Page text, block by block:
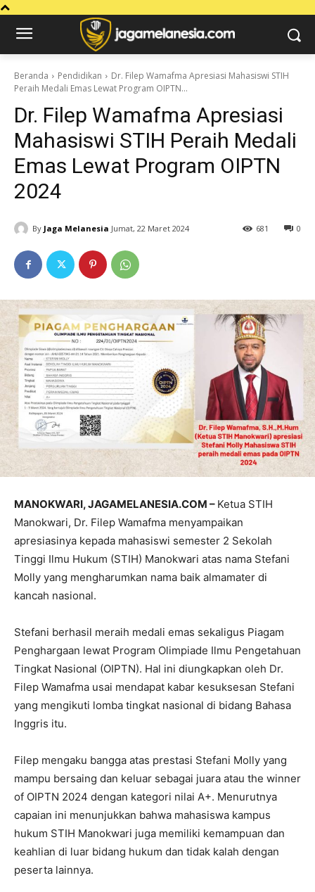
Beranda Pendidikan
Dr. Filep Wamafma Apresiasi Mahasiswi STIH
Peraih Medali Emas Lewat Program OIPTN...
Dr. Filep Wamafma Apresiasi
Mahasiswi STIH Peraih Medali
Emas Lewat Program OIPTN
2024
By Jaga Melanesia Jumat, 22 Maret 2024 0
681
MANOKWARI, JAGAMELANESIA.COM – Ketua STIH
Manokwari, Dr. Filep Wamafma menyampaikan
apresiasinya kepada mahasiswi semester 2 Sekolah
Tinggi Ilmu Hukum (STIH) Manokwari atas nama Stefani
Molly yang mengharumkan nama baik almamater di
kancah nasional.
Stefani berhasil meraih medali emas sekaligus Piagam
Penghargaan lewat Program Olimpiade Ilmu Pengetahuan
Tingkat Nasional (OIPTN). Hal ini diungkapkan oleh Dr.
Filep Wamafma usai mendapat kabar kesuksesan Stefani
yang mengikuti lomba tingkat nasional di bidang Bahasa
Inggris itu.
Filep mengaku bangga atas prestasi Stefani Molly yang
mampu bersaing dan keluar sebagai juara atau the winner
of OIPTN 2024 dengan kategori nilai A+. Menurutnya
capaian ini menunjukkan bahwa mahasiswa kampus
hukum STIH Manokwari juga memiliki kemampuan dan
keahlian di luar bidang hukum dan tidak kalah dengan
peserta lainnya.